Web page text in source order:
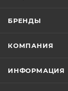
счете после
оплата
БРЕНДЫ
КОМПАНИЯ
ИНФОРМАЦИЯ